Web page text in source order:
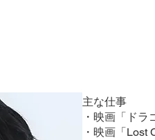
​主な仕事
・映画「ド
・映画「Lost